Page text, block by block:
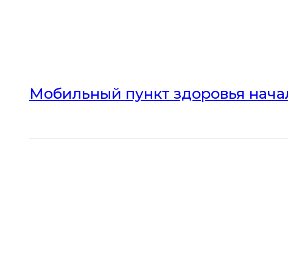
Мобильный пункт здоровья